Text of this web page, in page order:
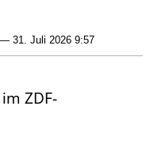
31. Juli 2026 9:57
ZDF-